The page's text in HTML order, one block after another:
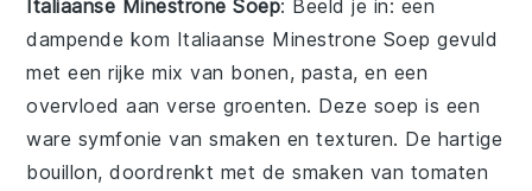
Italiaanse Minestrone Soep: Beeld je in: een
dampende kom Italiaanse Minestrone Soep gevuld
met een rijke mix van bonen, pasta, en een
overvloed aan versegroenten. Deze soep is een
ware symfonie van smaken en texturen. De hartige
bouillon, doordrenkt met de smaken van tomaten